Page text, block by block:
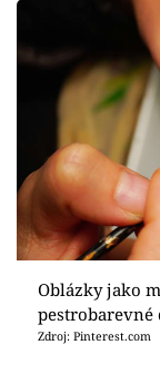
Design
Sledujte
Přihlášení
Sledujte nás
Oblázky jako
pestrobarevné
Zdroj: Pinterest.com